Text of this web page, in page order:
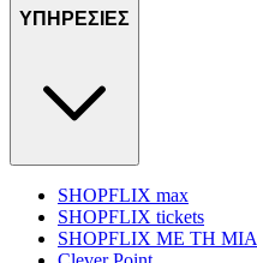
ΥΠΗΡΕΣΙΕΣ
SHOPFLIX max
SHOPFLIX tickets
SHOPFLIX ΜΕ ΤΗ ΜΙΑ